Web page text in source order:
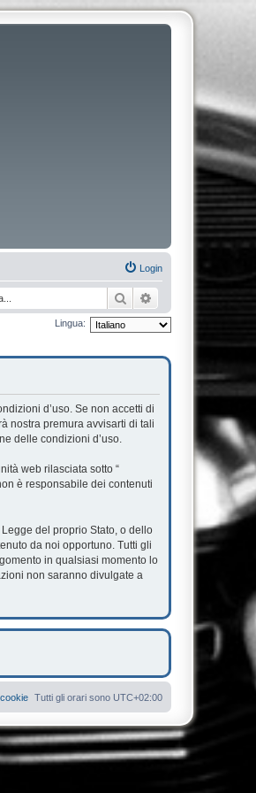
Login
Cerca
Lingua:
d’uso. Se non accetti di
nostra premura avvisarti di tali
delle condizioni d’uso.
web rilasciata sotto “
è responsabile dei contenuti
del proprio Stato, o dello
da noi opportuno. Tutti gli
in qualsiasi momento lo
non saranno divulgate a
Tutti gli orari sono UTC+02:00